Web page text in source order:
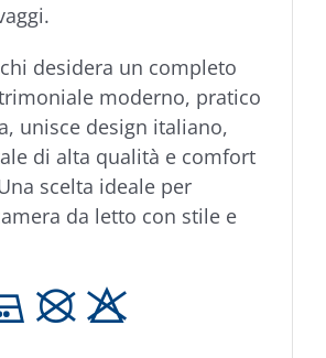
desidera un completo
moderno, pratico
unisce design italiano,
di alta qualità e comfort
scelta ideale per
da letto con stile e
K H